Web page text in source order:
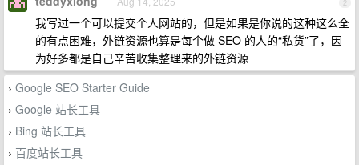
2
我写过一个可以提交个人网站的，但是如果是你说的这种这么全
的有点困难，外链资源也算是每个做 SEO 的人的“私货”了，因
为好多都是自己辛苦收集整理来的外链资源
› Google SEO Starter Guide
› Google 站长工具
› Bing 站长工具
› 百度站长工具